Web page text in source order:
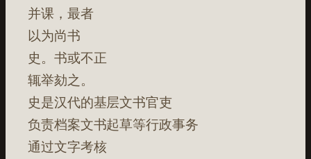
并课，最者
以为尚书
史。书或不正
辄举劾之。
史是汉代的基层文书官吏
负责档案文书起草等行政事务
通过文字考核